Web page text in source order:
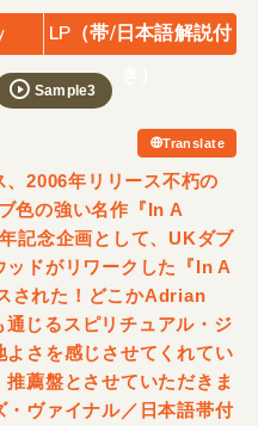
LP（帯/日本語解説付
Sample3
Translate
2006年リリース不朽の
色の強い名作『In A
記念企画として、UKダブ
ドがリワークした『In A
された！どこかAdrian
じるスピリチュアル・ジ
よさを感じさせてくれてい
薦盤とさせていただきま
ヴァイナル／日本語帯付